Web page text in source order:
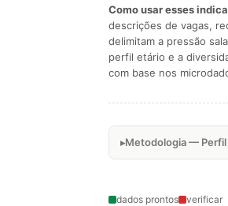
Como usar esses
descrições de vagas,
delimitam a pressão
perfil etário e a
com base nos
Metodologia — Perfil
dados prontos verificar